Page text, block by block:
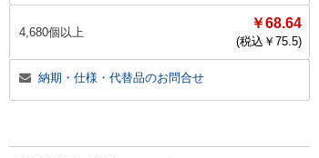
4,680個以上
￥68.64
(税込￥ 75.5)
納期・仕様・代替品のお問合せ